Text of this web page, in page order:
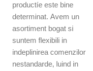
productíe este bine
determinat. Avem un
asortiment bogat si
suntem flexibili in
indeplinirea comenzilor
nestandarde, luind in